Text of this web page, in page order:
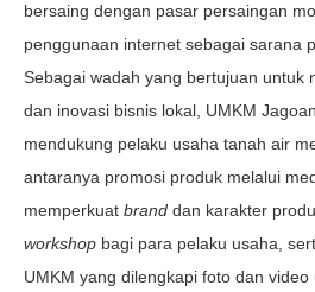
bersaing dengan pasar persaingan
penggunaan internet sebagai sarana
Sebagai wadah yang bertujuan untuk
dan inovasi bisnis lokal, UMKM
mendukung pelaku usaha tanah air
antaranya promosi produk melalui
memperkuat brand dan karakter
workshop bagi para pelaku usaha,
UMKM yang dilengkapi foto dan